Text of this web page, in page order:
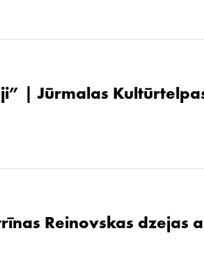
| Jūrmalas
Reinovskas dzejas